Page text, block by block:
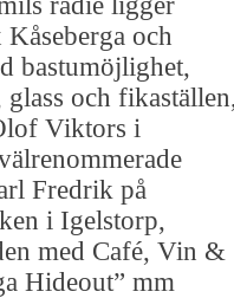
och
bastumöjlighet,
och
Viktors i
Fredrik på
i Igelstorp,
med Café, Vin &
Hideout” mm